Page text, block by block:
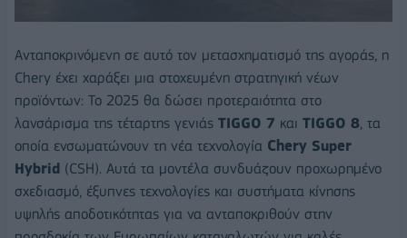
Ανταποκρινόμενη σε αυτό τον μετασχηματισμό της αγοράς, η
Chery έχει χαράξει μια στοχευμένη στρατηγική νέων
προϊόντων: Το 2025 θα δώσει προτεραιότητα στο
λανσάρισμα της τέταρτης γενιάς TIGGO 7 και TIGGO 8, τα
οποία ενσωματώνουν τη νέα τεχνολογία Chery Super
Hybrid (CSH). Αυτά τα μοντέλα συνδυάζουν προχωρημένο
σχεδιασμό, έξυπνες τεχνολογίες και συστήματα κίνησης
υψηλής αποδοτικότητας για να ανταποκριθούν στην